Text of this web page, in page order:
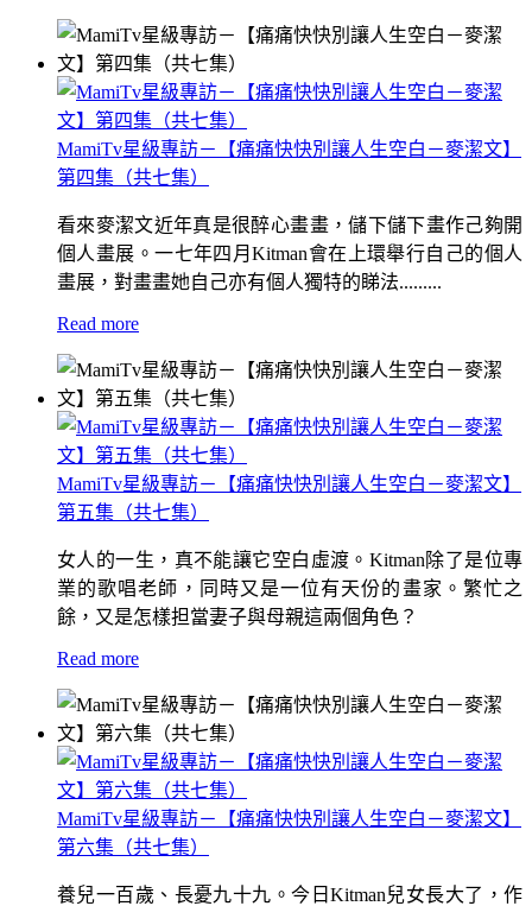
MamiTv星級專訪－【痛痛快快別讓人生空白－麥潔文】
第四集（共七集）
看來麥潔文近年真是很醉心畫畫，儲下儲下畫作己夠開
個人畫展。一七年四月Kitman會在上環舉行自己的個人
畫展，對畫畫她自己亦有個人獨特的睇法.........
Read more
MamiTv星級專訪－【痛痛快快別讓人生空白－麥潔文】
第五集（共七集）
女人的一生，真不能讓它空白虛渡。Kitman除了是位專
業的歌唱老師，同時又是一位有天份的畫家。繁忙之
餘，又是怎樣担當妻子與母親這兩個角色？
Read more
MamiTv星級專訪－【痛痛快快別讓人生空白－麥潔文】
第六集（共七集）
養兒一百歲、長憂九十九。今日Kitman兒女長大了，作